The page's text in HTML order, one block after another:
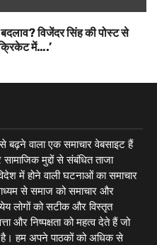
विजेंदर सिंह की पोस्ट से
में….’
बढ़ने वाला एक समाचार वेबसाइट हैं
मुद्दों से संबंधित ताजा
में होने वाली घटनाओं का समाचार
से समाज को समाचार और
लोगों को सटीक और विस्तृत
और निष्पक्षता को महत्व देते हैं जो
है। हम अपने पाठकों को अधिक से